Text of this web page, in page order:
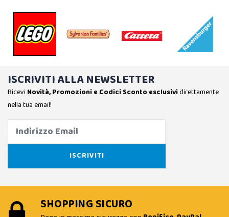
ISCRIVITI ALLA NEWSLETTER
Ricevi Novità, Promozioni e Codici Sconto esclusividirettamente
nella tua email!
SHOPPING SICURO